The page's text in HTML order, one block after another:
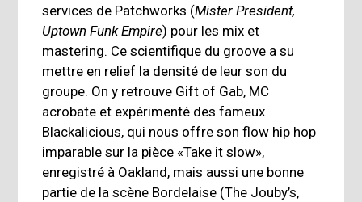
services de Patchworks (Mister President,
Uptown Funk Empire) pour les mix et
mastering. Ce scientifique du groove a su
mettre en relief la densité de leur son du
groupe. On y retrouve Gift of Gab, MC
acrobate et expérimenté des fameux
Blackalicious, qui nous offre son flow hip hop
imparable sur la pièce «Take it slow»,
enregistré à Oakland, mais aussi une bonne
partie de la scène Bordelaise (The Jouby’s,